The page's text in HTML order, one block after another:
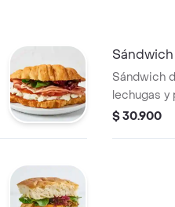
Sándwich
lechugas
masa madre.
$ 30.900